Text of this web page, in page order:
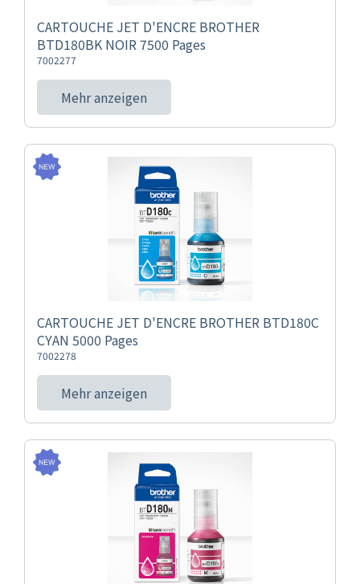
CARTOUCHE JET D'ENCRE BROTHER
BTD180BK NOIR 7500 Pages
7002277
Mehr anzeigen
CARTOUCHE JET D'ENCRE BROTHER BTD180C
CYAN 5000 Pages
7002278
Mehr anzeigen